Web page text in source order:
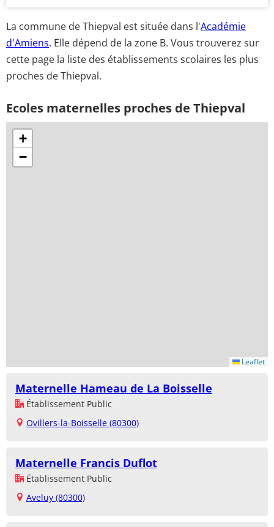
La commune de Thiepval est située dans l'Académie
d'Amiens. Elle dépend de la zone B. Vous trouverez sur
cette page la liste des établissements scolaires les plus
proches de Thiepval.
Ecoles maternelles proches de Thiepval
+
−
Leaflet
Maternelle Hameau de La Boisselle
Établissement Public
Ovillers-la-Boisselle (80300)
Maternelle Francis Duflot
Établissement Public
Aveluy (80300)